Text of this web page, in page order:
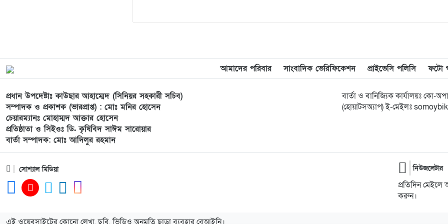
আমাদের পরিবার সাংবাদিক ভেরিফিকেশন প্রাইভেসি পলিসি ফটো
প্রধান উপদেষ্টাঃ কাউছার আহাম্মেদ (সিনিয়র সহকারী সচিব)
সম্পাদক ও প্রকাশক (ভারপ্রাপ্ত) : মোঃ মনির হোসেন
চেয়ারম্যানঃ মোহাম্মদ আক্তার হোসেন
প্রতিষ্ঠাতা ও সিইওঃ ডি. কৃষিবিদ সাঈম সারোয়ার
বার্তা সম্পাদক: মোঃ আদিলুর রহমান
বার্তা ও বানিজ্যিক কার্যালয়ঃ কো-
(হোয়াটসঅ্যাপ) ই-মেইলঃ
সোশ্যাল মিডিয়া নিউজলেটার
প্রতিদিন
করুন।